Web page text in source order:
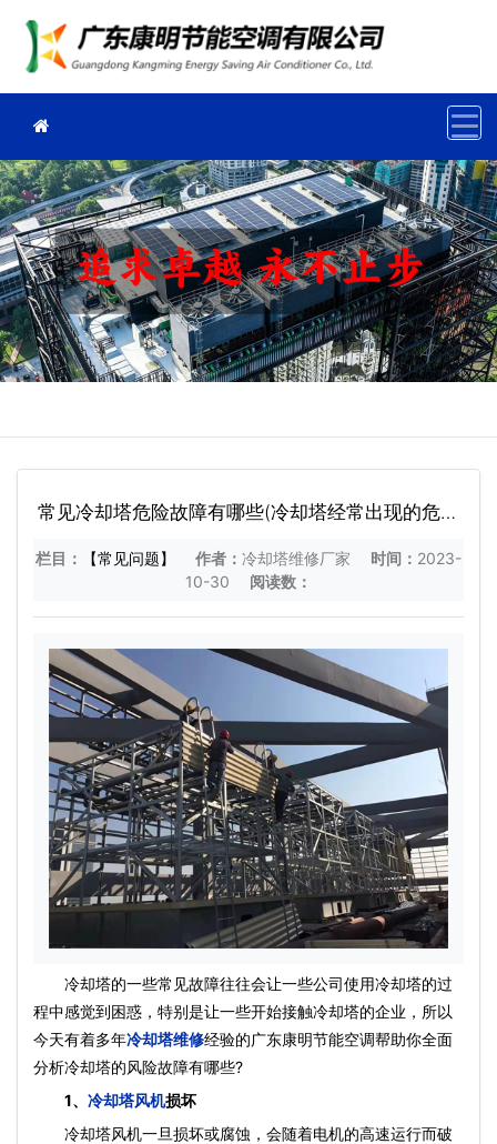
常见冷却塔危险故障有哪些(冷却塔经常出现的危险
栏目： 【常见问题】 作者： 冷却塔维修厂家 时间： 2023-
10-30
阅读数：
冷却塔的一些常见故障往往会让一些公司使用冷却塔的过
程中感觉到困惑，特别是让一些开始接触冷却塔的企业，所以
今天有着多年冷却塔维修经验的广东康明节能空调帮助你全面
分析冷却塔的风险故障有哪些?
1、 冷却塔风机损坏
冷却塔风机一旦损坏或腐蚀，会随着电机的高速运行而破